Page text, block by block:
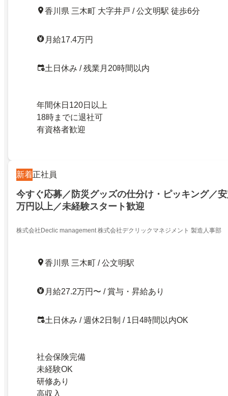
香川県 三木町 大字井戸 / 公文明駅 徒歩6分
月給17.4万円
土日休み / 残業月20時間以内
年間休日120日以上
18時までに退社可
有資格者歓迎
新着正社員
今すぐ応募／防災グッズの仕分け・ピッキング／
万円以上／未経験スタート歓迎
株式会社Declic management 株式会社デクリックマネジメント 製造人事部
香川県 三木町 / 公文明駅
月給27.2万円〜 / 賞与・昇給あり
土日休み / 週休2日制 / 1日4時間以内OK
社会保険完備
未経験OK
研修あり
高収入